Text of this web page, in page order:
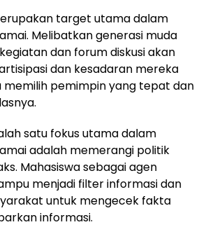
target utama dalam
Melibatkan generasi muda
dan forum diskusi akan
dan kesadaran mereka
pemimpin yang tepat dan
satu fokus utama dalam
adalah memerangi politik
Mahasiswa sebagai agen
menjadi filter informasi dan
untuk mengecek fakta
informasi.